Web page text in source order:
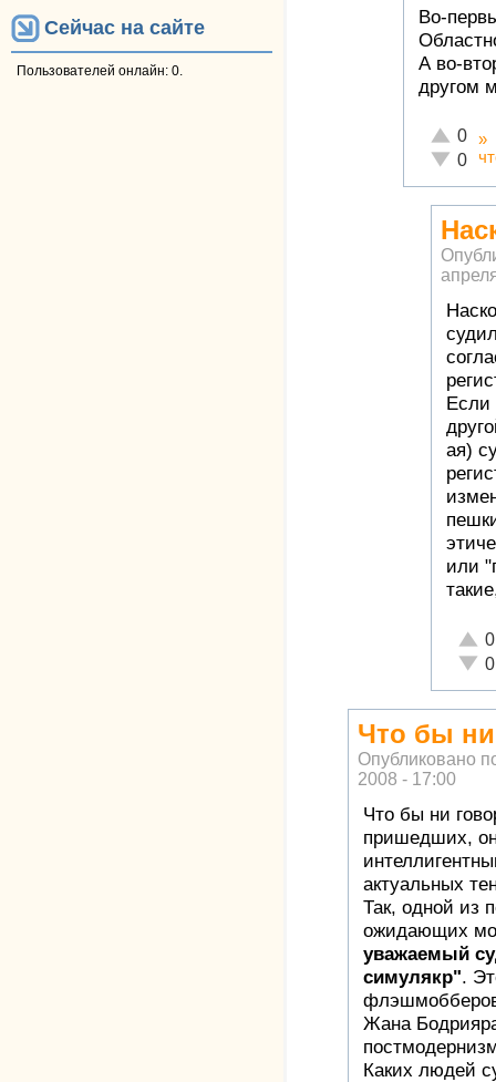
Сейчас на сайте
Пользователей онлайн: 0.
Во-
А во-
другом
Отлично!
0
0
»
Если
ая)
или
0
0
Что бы ни
Опубликовано
2008 - 17:00
Что бы ни
пришедших,
актуальных
Так, одной из
ожидающих
уважаемый
симулякр".
Жана
Каких людей